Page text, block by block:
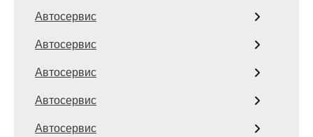
Автосервис
Автосервис
Автосервис
Автосервис
Автосервис